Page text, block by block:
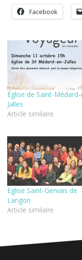
Facebook
Église de Saint-Médard-
Jalles
Article similaire
Eglise Saint-Gervais de
Langon
Article similaire